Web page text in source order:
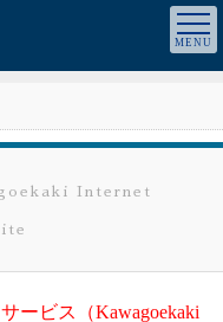
Internet
ービス（Kawagoekaki